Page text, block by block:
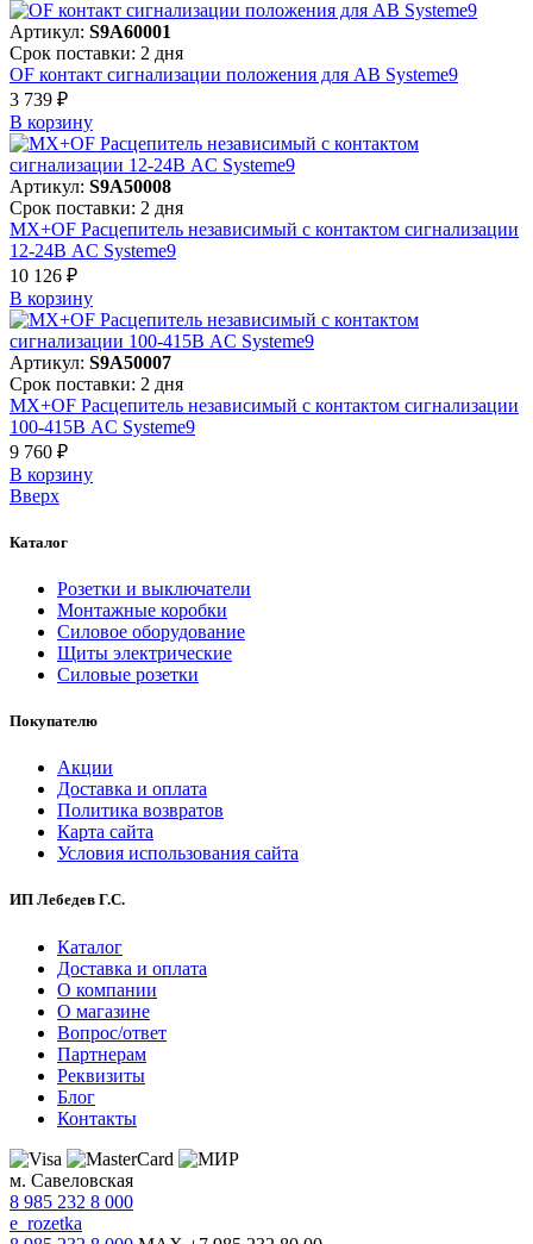
Артикул: S9A60001
Срок поставки: 2 дня
OF контакт сигнализации положения для АВ Systeme9
3 739 ₽
В корзинy
Артикул: S9A50008
Срок поставки: 2 дня
MX+OF Расцепитель независимый с контактом сигнализации
12-24В AC Systeme9
10 126 ₽
В корзинy
Артикул: S9A50007
Срок поставки: 2 дня
MX+OF Расцепитель независимый с контактом сигнализации
100-415В AC Systeme9
9 760 ₽
В корзинy
Вверх
Каталог
Розетки и выключатели
Монтажные коробки
Силовое оборудование
Щиты электрические
Силовые розетки
Покупателю
Акции
Доставка и оплата
Политика возвратов
Карта сайта
Условия использования сайта
ИП Лебедев Г.С.
Каталог
Доставка и оплата
О компании
О магазине
Вопрос/ответ
Партнерам
Реквизиты
Блог
Контакты
м. Савеловская
8 985 232 8 000
e_rozetka